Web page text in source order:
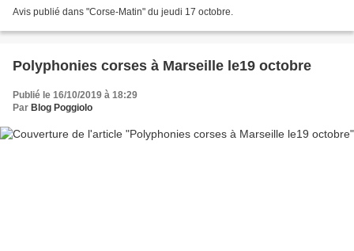
Avis publié dans "Corse-Matin" du jeudi 17 octobre.
Polyphonies corses à Marseille le19 octobre
Publié le 16/10/2019 à 18:29
Par Blog Poggiolo